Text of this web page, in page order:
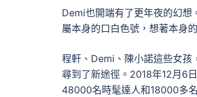
Demi也開端有了更年夜的幻
屬本身的口白色號，想著本身
程軒、Demi、陳小諾這些女孩
尋到了新途徑。2018年12月6
48000名時髦達人和18000多